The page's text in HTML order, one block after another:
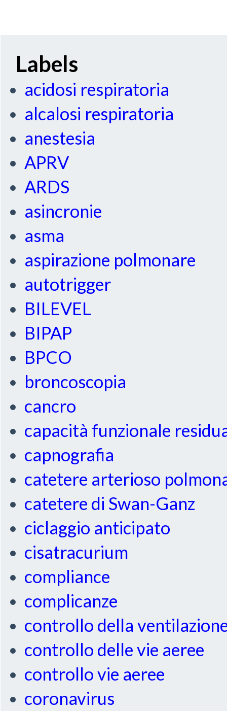
Labels
acidosi respiratoria
alcalosi respiratoria
anestesia
APRV
ARDS
asincronie
asma
aspirazione polmonare
autotrigger
BILEVEL
BIPAP
BPCO
broncoscopia
cancro
capacità funzionale
capnografia
catetere arterioso
catetere di Swan-Ganz
ciclaggio anticipato
cisatracurium
compliance
complicanze
controllo della
controllo delle vie aeree
controllo vie aeree
coronavirus